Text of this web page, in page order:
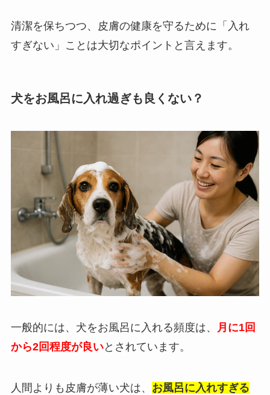
清潔を保ちつつ、皮膚の健康を守るために「入れ
すぎない」ことは大切なポイントと言えます。
犬をお風呂に入れ過ぎも良くない？
一般的には、犬をお風呂に入れる頻度は、
月に1回
から2回程度が良いとされています。
人間よりも皮膚が薄い犬は、 お風呂に入れすぎる